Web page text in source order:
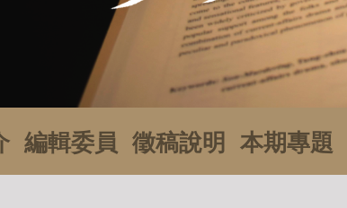
編輯委員 徵稿說明 本期專題